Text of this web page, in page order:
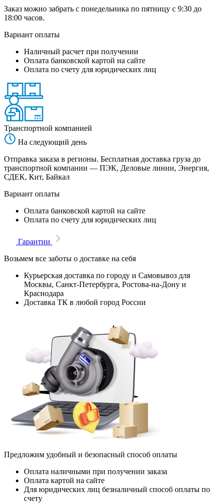
Заказ можно забрать с понедельника по пятницу с 9:30 до
18:00 часов.
Вариант оплаты
Наличный расчет при получении
Оплата банковской картой на сайте
Оплата по счету для юридических лиц
Транспортной компанией
На следующий день
Отправка заказа в регионы. Бесплатная доставка груза до
транспортной компании — ПЭК, Деловые линии, Энергия,
СДЕК, Кит, Байкал
Вариант оплаты
Оплата банковской картой на сайте
Оплата по счету для юридических лиц
Гарантии
Возьмем все заботы о доставке на себя
Курьерская доставка по городу и Самовывоз для
Москвы, Санкт-Петербурга, Ростова-на-Дону и
Краснодара
Доставка ТК в любой город России
Предложим удобный и безопасный способ оплаты
Оплата наличными при получении заказа
Оплата картой на сайте
Для юридических лиц безналичный способ оплаты по
счету